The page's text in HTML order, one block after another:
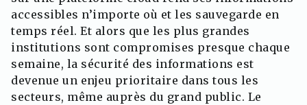
accessibles n’importe où et les sauvegarde en
temps réel. Et alors que les plus grandes
institutions sont compromises presque chaque
semaine, la sécurité des informations est
devenue un enjeu prioritaire dans tous les
secteurs, même auprès du grand public. Le